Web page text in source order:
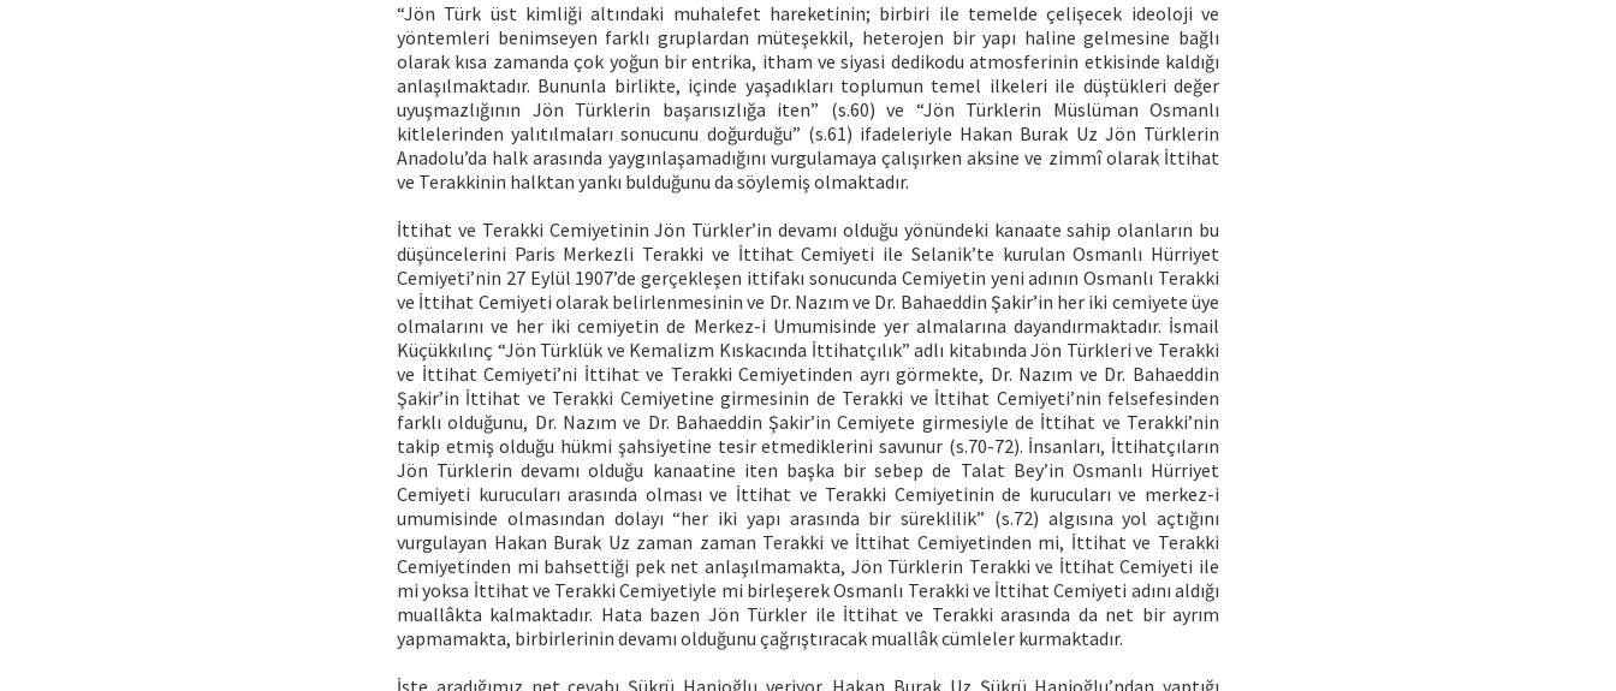
“Jön Türk üst kimliği altındaki muhalefet hareketinin; birbiri ile temelde çelişecek ideoloji ve
yöntemleri benimseyen farklı gruplardan müteşekkil, heterojen bir yapı haline gelmesine bağlı
olarak kısa zamanda çok yoğun bir entrika, itham ve siyasi dedikodu atmosferinin etkisinde kaldığı
anlaşılmaktadır. Bununla birlikte, içinde yaşadıkları toplumun temel ilkeleri ile düştükleri değer
uyuşmazlığının Jön Türklerin başarısızlığa iten” (s.60) ve “Jön Türklerin Müslüman Osmanlı
kitlelerinden yalıtılmaları sonucunu doğurduğu” (s.61) ifadeleriyle Hakan Burak Uz Jön Türklerin
Anadolu’da halk arasında yaygınlaşamadığını vurgulamaya çalışırken aksine ve zimmî olarak İttihat
ve Terakkinin halktan yankı bulduğunu da söylemiş olmaktadır.
İttihat ve Terakki Cemiyetinin Jön Türkler’in devamı olduğu yönündeki kanaate sahip olanların bu
düşüncelerini Paris Merkezli Terakki ve İttihat Cemiyeti ile Selanik’te kurulan Osmanlı Hürriyet
Cemiyeti’nin 27 Eylül 1907’de gerçekleşen ittifakı sonucunda Cemiyetin yeni adının Osmanlı Terakki
ve İttihat Cemiyeti olarak belirlenmesinin ve Dr. Nazım ve Dr. Bahaeddin Şakir’in her iki cemiyete üye
olmalarını ve her iki cemiyetin de Merkez-i Umumisinde yer almalarına dayandırmaktadır. İsmail
Küçükkılınç “Jön Türklük ve Kemalizm Kıskacında İttihatçılık” adlı kitabında Jön Türkleri ve Terakki
ve İttihat Cemiyeti’ni İttihat ve Terakki Cemiyetinden ayrı görmekte, Dr. Nazım ve Dr. Bahaeddin
Şakir’in İttihat ve Terakki Cemiyetine girmesinin de Terakki ve İttihat Cemiyeti’nin felsefesinden
farklı olduğunu, Dr. Nazım ve Dr. Bahaeddin Şakir’in Cemiyete girmesiyle de İttihat ve Terakki’nin
takip etmiş olduğu hükmi şahsiyetine tesir etmediklerini savunur (s.70-72). İnsanları, İttihatçıların
Jön Türklerin devamı olduğu kanaatine iten başka bir sebep de Talat Bey’in Osmanlı Hürriyet
Cemiyeti kurucuları arasında olması ve İttihat ve Terakki Cemiyetinin de kurucuları ve merkez-i
umumisinde olmasından dolayı “her iki yapı arasında bir süreklilik” (s.72) algısına yol açtığını
vurgulayan Hakan Burak Uz zaman zaman Terakki ve İttihat Cemiyetinden mi, İttihat ve Terakki
Cemiyetinden mi bahsettiği pek net anlaşılmamakta, Jön Türklerin Terakki ve İttihat Cemiyeti ile
mi yoksa İttihat ve Terakki Cemiyetiyle mi birleşerek Osmanlı Terakki ve İttihat Cemiyeti adını aldığı
muallâkta kalmaktadır. Hata bazen Jön Türkler ile İttihat ve Terakki arasında da net bir ayrım
yapmamakta, birbirlerinin devamı olduğunu çağrıştıracak muallâk cümleler kurmaktadır.